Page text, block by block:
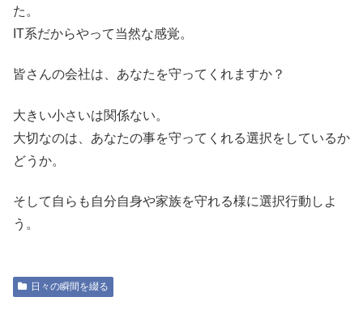
た。
IT系だからやって当然な感覚。
皆さんの会社は、あなたを守ってくれますか？
大きい小さいは関係ない。
大切なのは、あなたの事を守ってくれる選択をしているか
どうか。
そして自らも自分自身や家族を守れる様に選択行動しよ
う。
日々の瞬間を綴る